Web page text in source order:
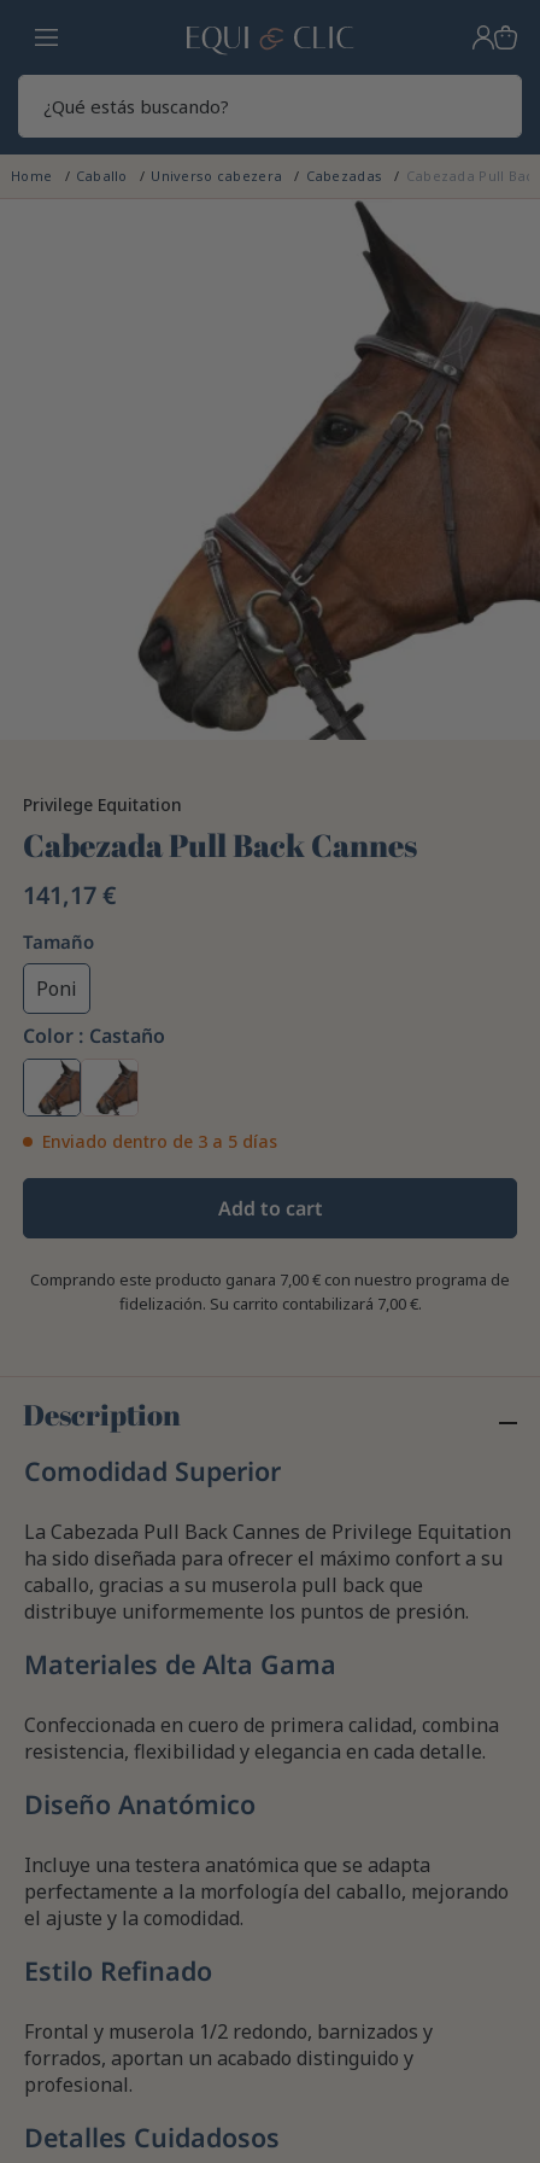
Hogar
Home Caballo Universo cabezera Cabezadas Cabezada Pull
Privilege Equitation
Cabezada Pull Back Cannes
141,17 €
Tamaño
Poni
Color : Castaño
Enviado dentro de 3 a 5 días
Add to cart
Comprando este producto ganara 7,00 € con nuestro programa de
fidelización. Su carrito contabilizará 7,00 €.
Description
Comodidad Superior
La Cabezada Pull Back Cannes de Privilege Equitation
ha sido diseñada para ofrecer el máximo confort a su
caballo, gracias a su muserola pull back que
distribuye uniformemente los puntos de presión.
Materiales de Alta Gama
Confeccionada en cuero de primera calidad, combina
resistencia, flexibilidad y elegancia en cada detalle.
Diseño Anatómico
Incluye una testera anatómica que se adapta
perfectamente a la morfología del caballo, mejorando
el ajuste y la comodidad.
Estilo Refinado
Frontal y muserola 1/2 redondo, barnizados y
forrados, aportan un acabado distinguido y
profesional.
Detalles Cuidadosos